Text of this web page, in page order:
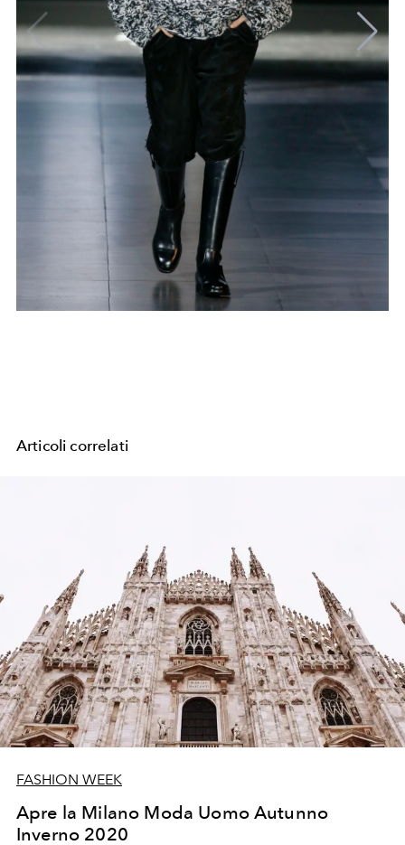
Articoli correlati
FASHION WEEK
Apre la Milano Moda Uomo Autunno
Inverno 2020